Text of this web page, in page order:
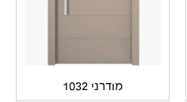
מודרני 1032